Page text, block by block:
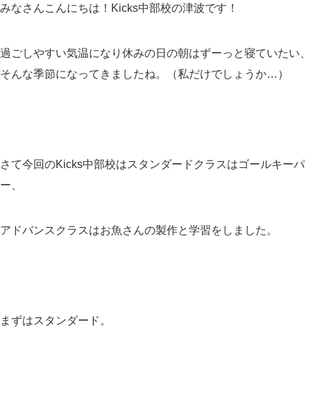
みなさんこんにちは！Kicks中部校の津波です！
過ごしやすい気温になり休みの日の朝はずーっと寝ていたい、
そんな季節になってきましたね。（私だけでしょうか…）
さて今回のKicks中部校はスタンダードクラスはゴールキーパ
ー、
アドバンスクラスはお魚さんの製作と学習をしました。
まずはスタンダード。